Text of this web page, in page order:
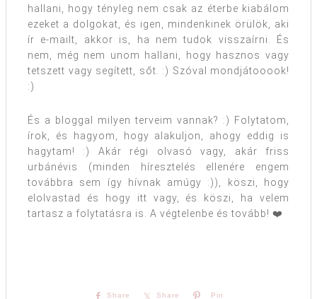
hallani, hogy tényleg nem csak az éterbe kiabálom
ezeket a dolgokat, és igen, mindenkinek örülök, aki
ír e-mailt, akkor is, ha nem tudok visszaírni. És
nem, még nem unom hallani, hogy hasznos vagy
tetszett vagy segített, sőt. :) Szóval mondjátooook!
:)
És a bloggal milyen terveim vannak? :) Folytatom,
írok, és hagyom, hogy alakuljon, ahogy eddig is
hagytam! :) Akár régi olvasó vagy, akár friss
urbánévis (minden híresztelés ellenére engem
továbbra sem így hívnak amúgy :)), köszi, hogy
elolvastad és hogy itt vagy, és köszi, ha velem
tartasz a folytatásra is. A végtelenbe és tovább! ❤️
Share Share Pin